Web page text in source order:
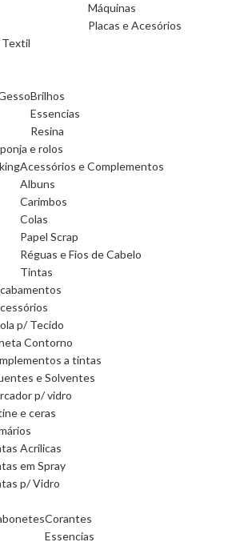
Máquinas
Placas e Acesórios
Textil
Brilhos
Essencias
Resina
e rolos
Acessórios e Complementos
Albuns
Carimbos
Colas
Papel Scrap
Réguas e Fios de Cabelo
Tintas
p/ Tecido
Contorno
a tintas
e Solventes
p/ vidro
e ceras
Acrilicas
em Spray
p/ Vidro
Corantes
Essencias